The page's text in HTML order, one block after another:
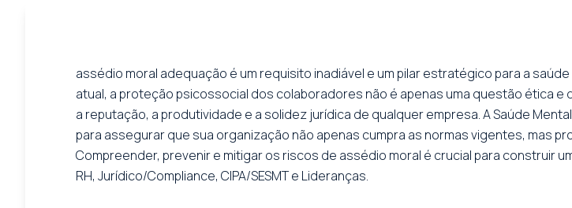
assédio moral adequação é um requisito inadiável e um pilar estratégico para a
atual, a proteção psicossocial dos colaboradores não é apenas uma questão ética
a reputação, a produtividade e a solidez jurídica de qualquer empresa. A Saúde
para assegurar que sua organização não apenas cumpra as normas vigentes, mas
Compreender, prevenir e mitigar os riscos de assédio moral é crucial para construir
RH, Jurídico/Compliance, CIPA/SESMT e Lideranças.